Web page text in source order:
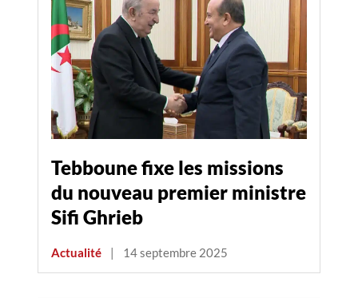
Tebboune fixe les missions
du nouveau premier ministre
Sifi Ghrieb
Actualité | 14 septembre 2025